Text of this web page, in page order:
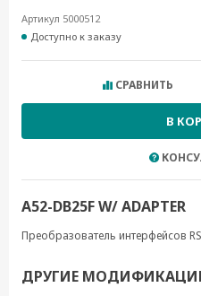
Артикул 5000512
Доступно к заказу
СРАВНИТЬ
В
A52-DB25F W/ ADAPTER
Преобразователь интерфейсов
ДРУГИЕ